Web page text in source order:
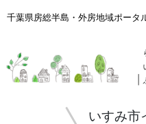
千葉県房総半島・外房地域ポータ
いすみ市